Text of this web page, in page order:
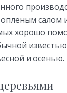
салом
хорошо
и осенью.